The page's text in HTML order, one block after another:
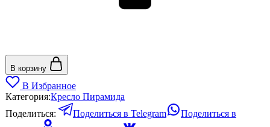
В корзину
В Избранное
Категория:Кресло Пирамида
Поделиться:
Поделиться в Telegram
Поделиться в